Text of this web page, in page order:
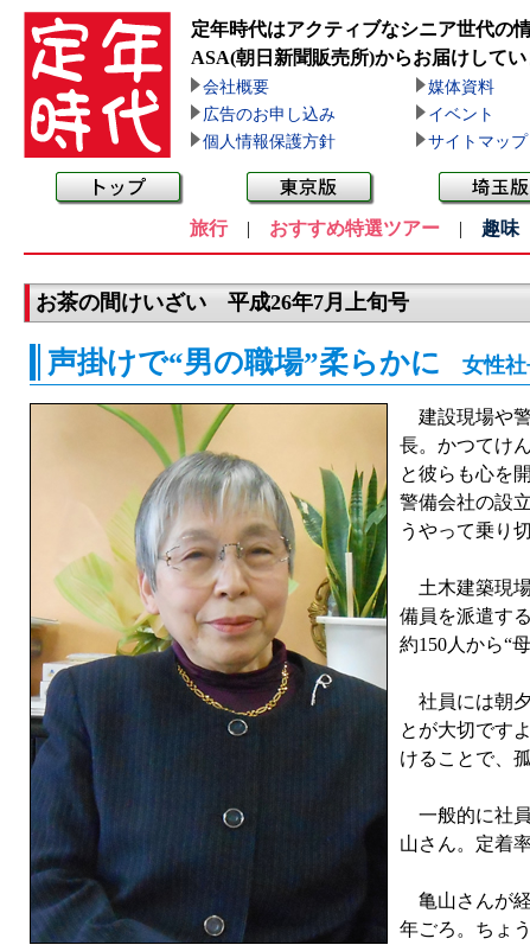
定年時代はアクティブなシニア世代の
ASA(朝日新聞販売所)からお届けして
会社概要 媒体資料
広告のお申し込み
イベント
個人情報保護方針
サイトマップ
旅行| おすすめ特選ツアー| 趣味
お茶の間けいざい 平成26年7月上旬号
声掛けで“男の職場”柔らかに 女性社
建設現場や警
長。かつてけ
と彼らも心を
警備会社の設
うやって乗り
土木建築現
備員を派遣す
約150人から“
社員には朝夕
とが大切です
けることで、
一般的に社員
山さん。定着
亀山さんが経
年ごろ。ちょ